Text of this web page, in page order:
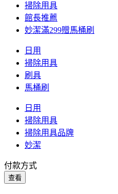
掃除用具
館長推薦
妙潔滿299贈馬桶刷
日用
掃除用具
刷具
馬桶刷
日用
掃除用具
掃除用具品牌
妙潔
付款方式
查看